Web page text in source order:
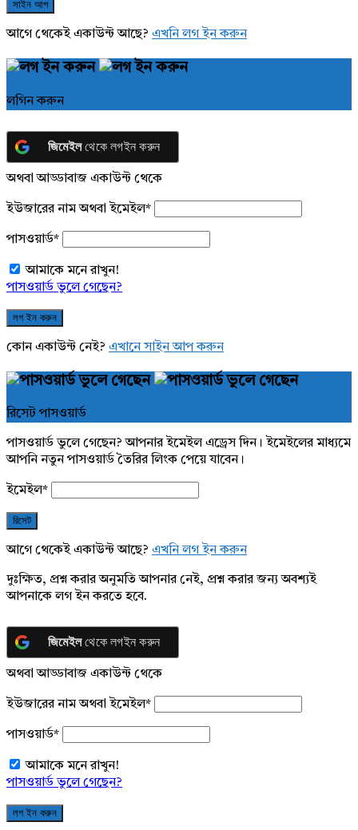
আগে থেকেই একাউন্ট আছে? এখনি লগ ইন করুন
লগিন করুন
জিমেইলথেকে লগইন করুন
অথবা আড্ডাবাজ একাউন্ট থেকে
ইউজারের নাম অথবা ইমেইল*
পাসওয়ার্ড*
আমাকে মনে রাখুন!
পাসওয়ার্ড ভুলে গেছেন?
কোন একাউন্ট নেই? এখানে সাইন আপ করুন
রিসেট পাসওয়ার্ড
পাসওয়ার্ড ভুলে গেছেন? আপনার ইমেইল এড্রেস দিন। ইমেইলের মাধ্যমে
আপনি নতুন পাসওয়ার্ড তৈরির লিংক পেয়ে যাবেন।
ইমেইল*
আগে থেকেই একাউন্ট আছে? এখনি লগ ইন করুন
দুঃক্ষিত, প্রশ্ন করার অনুমতি আপনার নেই, প্রশ্ন করার জন্য অবশ্যই
আপনাকে লগ ইন করতে হবে.
জিমেইলথেকে লগইন করুন
অথবা আড্ডাবাজ একাউন্ট থেকে
ইউজারের নাম অথবা ইমেইল*
পাসওয়ার্ড*
আমাকে মনে রাখুন!
পাসওয়ার্ড ভুলে গেছেন?